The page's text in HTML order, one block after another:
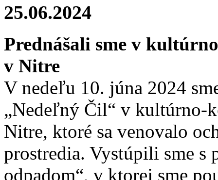
25.06.2024
Prednášali sme v
v Nitre
V nedeľu 10. júna 2024
„Nedeľný Čil“ v kultúrno-
Nitre, ktoré sa venovalo
prostredia. Vystúpili sme s
odpadom“, v ktorej sme